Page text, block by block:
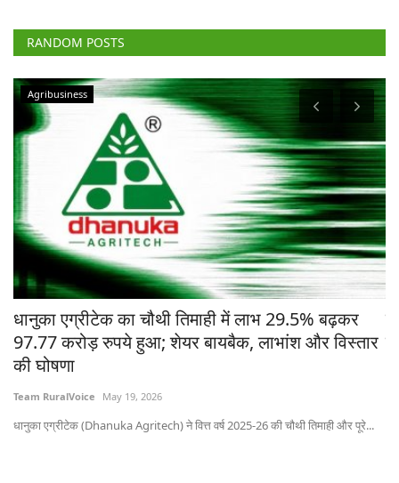
RANDOM POSTS
Agribusiness
धानुका एग्रीटेक का चौथी तिमाही में लाभ 29.5% बढ़कर
97.77 करोड़ रुपये हुआ; शेयर बायबैक, लाभांश और विस्तार
की घोषणा
Team RuralVoice May 19, 2026
धानुका एग्रीटेक (Dhanuka Agritech) ने वित्त वर्ष 2025-26 की चौथी तिमाही और पूरे...